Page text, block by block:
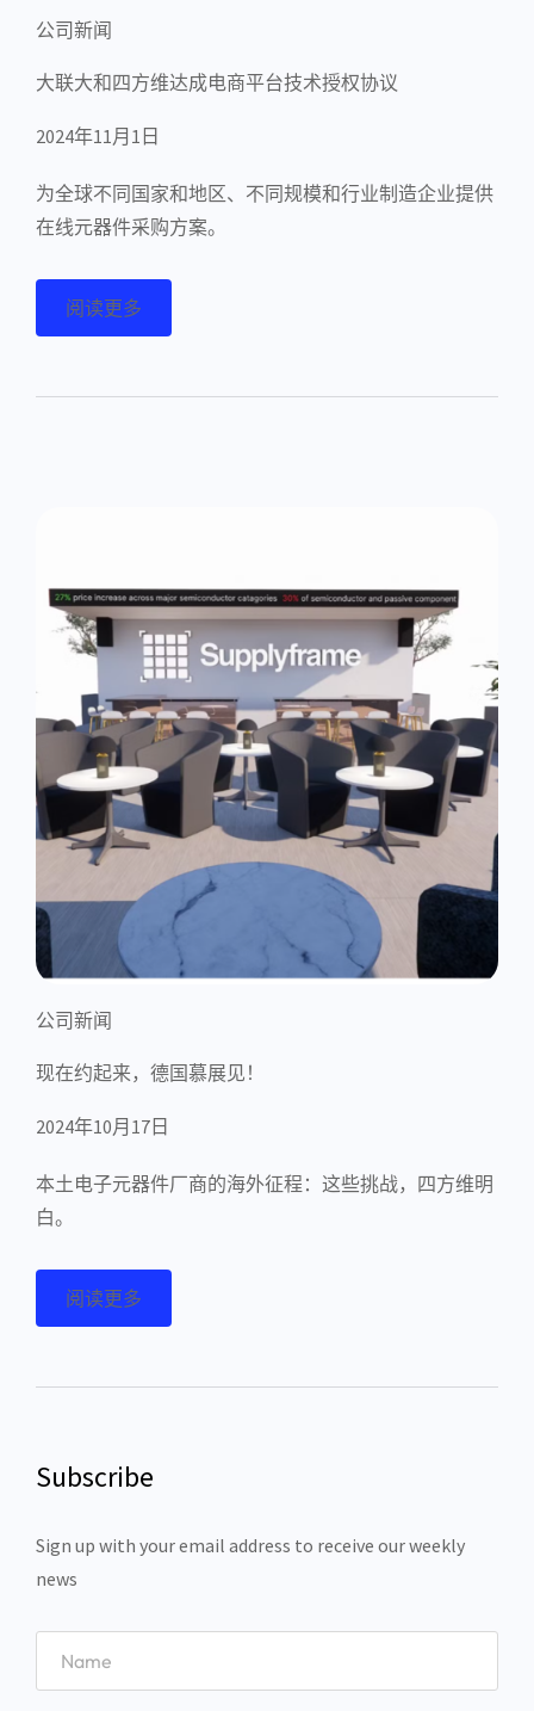
公司新闻
大联大和四方维达成电商平台技术授权协议
2024年11月1日
为全球不同国家和地区、不同规模和行业制造企业提供
在线元器件采购方案。
阅读更多
公司新闻
现在约起来，德国慕展见！
2024年10月17日
本土电子元器件厂商的海外征程：这些挑战，四方维明
白。
阅读更多
Subscribe
Sign up with your email address to receive our weekly
news